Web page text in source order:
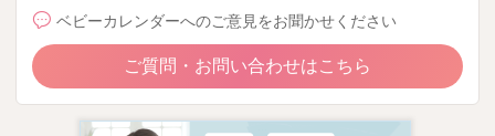
ベビーカレンダーへのご意見をお聞かせください
ご質問・お問い合わせはこちら